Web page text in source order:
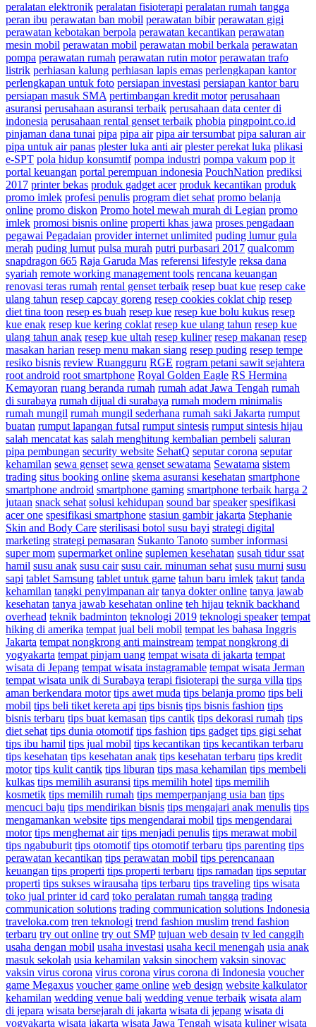
peralatan elektronik peralatan fisioterapi peralatan rumah tangga
peran ibu perawatan ban mobil perawatan bibir perawatan gigi
perawatan kebotakan berpola perawatan kecantikan perawatan
mesin mobil perawatan mobil perawatan mobil berkala perawatan
pompa perawatan rumah perawatan rutin motor perawatan trafo
listrik perhiasan kalung perhiasan lapis emas perlengkapan kantor
perlengkapan untuk foto persiapan investasi persiapan kantor baru
persiapan masuk SMA pertimbangan kredit motor perusahaan
asuransi perusahaan asuransi terbaik perusahaan data center di
indonesia perusahaan rental genset terbaik phobia pingpoint.co.id
pinjaman dana tunai pipa pipa air pipa air tersumbat pipa saluran air
pipa untuk air panas plester luka anti air plester perekat luka plikasi
e-SPT pola hidup konsumtif pompa industri pompa vakum pop it
portal keuangan portal perempuan indonesia PouchNation prediksi
2017 printer bekas produk gadget acer produk kecantikan produk
promo imlek profesi penulis program diet sehat promo belanja
online promo diskon Promo hotel mewah murah di Legian promo
imlek promosi bisnis online properti khas jawa proses pengadaan
pegawai Pegadaian provider internet unlimited puding lumur gula
merah puding lumut pulsa murah putri purbasari 2017 qualcomm
snapdragon 665 Raja Garuda Mas referensi lifestyle reksa dana
syariah remote working management tools rencana keuangan
renovasi teras rumah rental genset terbaik resep buat kue resep cake
ulang tahun resep capcay goreng resep cookies coklat chip resep
diet tina toon resep es buah resep kue resep kue bolu kukus resep
kue enak resep kue kering coklat resep kue ulang tahun resep kue
ulang tahun anak resep kue ultah resep kuliner resep makanan resep
masakan harian resep menu makan siang resep puding resep tempe
resiko bisnis review Ruangguru RGE rogram petani sawit sejahtera
root android root smartphone Royal Golden Eagle RS Hermina
Kemayoran ruang beranda rumah rumah adat Jawa Tengah rumah
di surabaya rumah dijual di surabaya rumah modern minimalis
rumah mungil rumah mungil sederhana rumah saki Jakarta rumput
buatan rumput lapangan futsal rumput sintesis rumput sintesis hijau
salah mencatat kas salah menghitung kembalian pembeli saluran
pipa pembungan security website SehatQ seputar corona seputar
kehamilan sewa genset sewa genset sewatama Sewatama sistem
trading situs booking online skema asuransi kesehatan smartphone
smartphone android smartphone gaming smartphone terbaik harga 2
jutaan snack sehat solusi kehidupan sound bar speaker spesifikasi
acer one spesifikasi smartphone stasiun gambir jakarta Stephanie
Skin and Body Care sterilisasi botol susu bayi strategi digital
marketing strategi pemasaran Sukanto Tanoto sumber informasi
super mom supermarket online suplemen kesehatan susah tidur ssat
hamil susu anak susu cair susu cair. minuman sehat susu murni susu
sapi tablet Samsung tablet untuk game tahun baru imlek takut tanda
kehamilan tangki penyimpanan air tanya dokter online tanya jawab
kesehatan tanya jawab kesehatan online teh hijau teknik backhand
overhead teknik badminton teknologi 2019 teknologi speaker tempat
hiking di amerika tempat jual beli mobil tempat les bahasa Inggris
Jakarta tempat nongkrong anti mainstream tempat nongkrong di
yogyakarta tempat pinjam uang tempat wisata di jakarta tempat
wisata di Jepang tempat wisata instagramable tempat wisata Jerman
tempat wisata unik di Surabaya terapi fisioterapi the surga villa tips
aman berkendara motor tips awet muda tips belanja promo tips beli
mobil tips beli tiket kereta api tips bisnis tips bisnis fashion tips
bisnis terbaru tips buat kemasan tips cantik tips dekorasi rumah tips
diet sehat tips dunia otomotif tips fashion tips gadget tips gigi sehat
tips ibu hamil tips jual mobil tips kecantikan tips kecantikan terbaru
tips kesehatan tips kesehatan anak tips kesehatan terbaru tips kredit
motor tips kulit cantik tips liburan tips masa kehamilan tips membeli
kulkas tips memilih asuransi tips memilih hotel tips memilih
kosmetik tips memilih rumah tips memperpanjang usia ban tips
mencuci baju tips mendirikan bisnis tips mengajari anak menulis tips
mengamankan website tips mengendarai mobil tips mengendarai
motor tips menghemat air tips menjadi penulis tips merawat mobil
tips ngabuburit tips otomotif tips otomotif terbaru tips parenting tips
perawatan kecantikan tips perawatan mobil tips perencanaan
keuangan tips properti tips properti terbaru tips ramadan tips seputar
properti tips sukses wirausaha tips terbaru tips traveling tips wisata
toko jual printer id card toko peralatan rumah tangga trading
communication solutions trading communication solutions Indonesia
traveloka.com tren teknologi trend fashion muslim trend fashion
terbaru try out online try out SMP tujuan web desain tv led canggih
usaha dengan mobil usaha investasi usaha kecil menengah usia anak
masuk sekolah usia kehamilan vaksin sinochem vaksin sinovac
vaksin virus corona virus corona virus corona di Indonesia voucher
game Megaxus voucher game online web design website kalkulator
kehamilan wedding venue bali wedding venue terbaik wisata alam
di jepara wisata bersejarah di jakarta wisata di jepang wisata di
yogyakarta wisata jakarta wisata Jawa Tengah wisata kuliner wisata